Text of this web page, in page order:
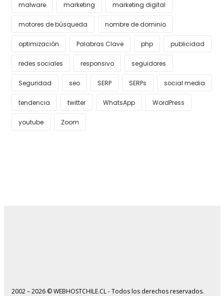
malware marketing marketing digital
motores de búsqueda nombre de dominio
optimización Palabras Clave php publicidad
redes sociales responsivo seguidores
Seguridad seo SERP SERPs social media
tendencia twitter WhatsApp WordPress
youtube Zoom
2002 – 2026 © WEBHOSTCHILE.CL - Todos los derechos reservados.